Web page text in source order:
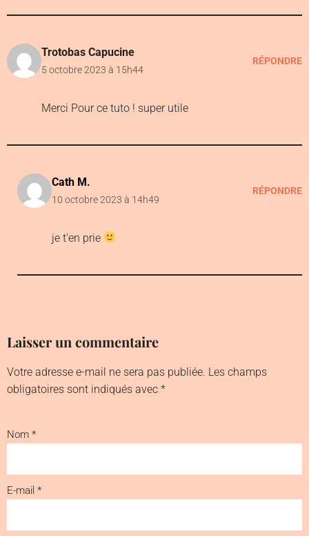
Trotobas Capucine
5 octobre 2023 à 15h44
RÉPONDRE
Merci Pour ce tuto ! super utile
Cath M.
10 octobre 2023 à 14h49
RÉPONDRE
je t’en prie
Laisser un commentaire
Votre adresse e-mail ne sera pas publiée. Les champs
obligatoires sont indiqués avec *
Nom *
E-mail *